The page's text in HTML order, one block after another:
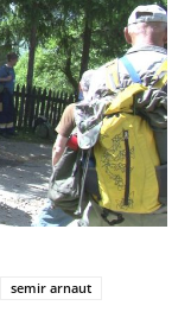
semir arnaut